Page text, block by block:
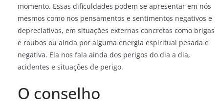
momento. Essas dificuldades podem se apresentar em nós
mesmos como nos pensamentos e sentimentos negativos e
depreciativos, em situações externas concretas como brigas
e roubos ou ainda por alguma energia espiritual pesada e
negativa. Ela nos fala ainda dos perigos do dia a dia,
acidentes e situações de perigo.
O conselho